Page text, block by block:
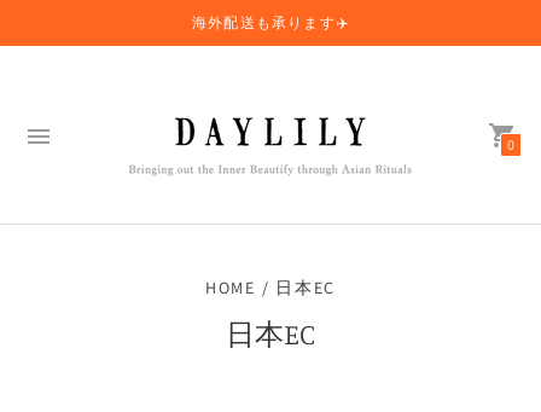
海外配送も承ります✈️
0
HOME / 日本EC
日本EC